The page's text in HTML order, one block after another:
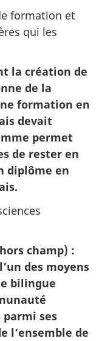
formation et
qui les
la création de
de la
formation en
devait
permet
de rester en
diplôme en
hors champ) :
des moyens
bilingue
ses
l’ensemble de